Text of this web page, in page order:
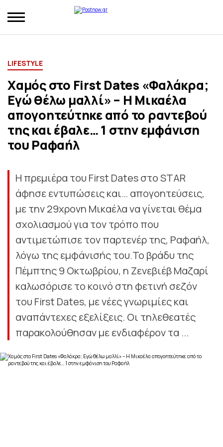
LIFESTYLE
Χαμός στο First Dates «Φαλάκρα;
Εγώ θέλω μαλλί» – Η Μικαέλα
απογοητεύτηκε από το ραντεβού
της και έβαλε… 1 στην εμφάνιση
του Ραφαήλ
Η πρεμιέρα του First Dates στο STAR
άφησε εντυπώσεις και… απογοητεύσεις,
με την 29χρονη Μικαέλα να γίνεται θέμα
σχολιασμού για τον τρόπο που
αντιμετώπισε τον παρτενέρ της, Ραφαήλ,
λόγω της εμφάνισής του.Το βράδυ της
Πέμπτης 9 Οκτωβρίου, η Ζενεβιέβ Μαζαρί
καλωσόρισε το κοινό στη φετινή σεζόν
του First Dates, με νέες γνωριμίες και
αναπάντεχες εξελίξεις. Οι τηλεθεατές
παρακολούθησαν με ενδιαφέρον τα ...